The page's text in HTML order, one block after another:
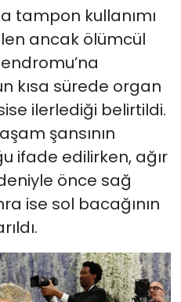
tampon kullanımı
ancak ölümcül
kısa sürede organ
ilerlediği belirtildi.
şansının
ifade edilirken, ağır
önce sağ
ise sol bacağının